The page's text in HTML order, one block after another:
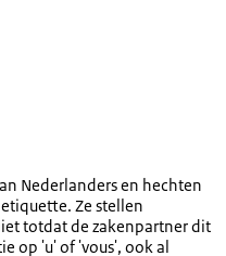
Nederlanders en hechten
Ze stellen
totdat de zakenpartner dit
op 'u' of 'vous', ook al